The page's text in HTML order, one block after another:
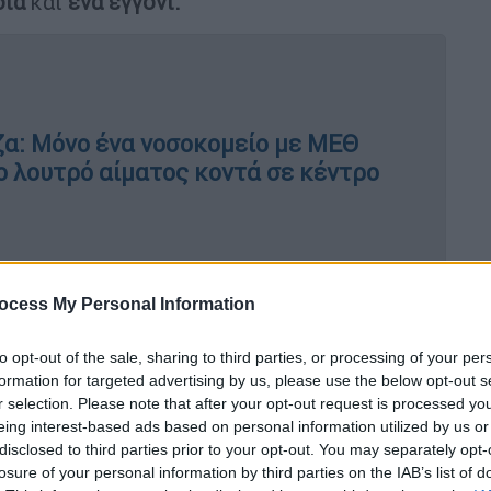
My Personal Information
opt-out of the sale, sharing to third parties, or processing of your
for targeted advertising by us, please use the below opt-out
selection. Please note that after your opt-out request is processed
interest-based ads based on personal information utilized by us
to third parties prior to your opt-out. You may separately
of your personal information by third parties on the IAB’s list of
Μόνο ένα νοσοκομείο με ΜΕΘ
λουτρό αίματος κοντά σε κέντρο
τραγωδίες, ο παλαιστίνιος
τα νέα από τη Γάζα. Επέστρεψε στη
της συζύγου του, δύο παιδιών του και
από ισραηλινή αεροπορική
εβδομάδες αργότερα,έδειξε την ίδια
τραυματίστηκε ο ίδιος και σκοτώθηκε ο